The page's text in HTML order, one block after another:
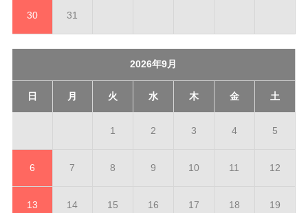
30 31
2026年9月
日 月 火 水 木 金 土
1 2 3 4 5
6 7 8 9 10 11 12
13 14 15 16 17 18 19